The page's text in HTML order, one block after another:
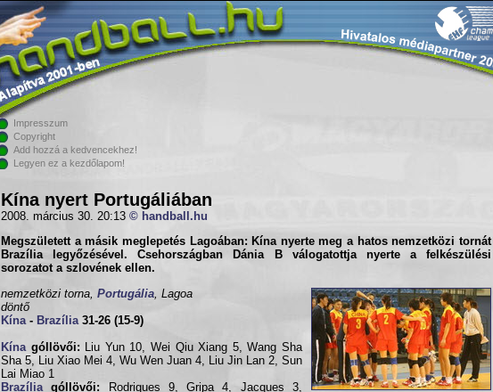
Impresszum
Copyright
Add hozzá a kedvencekhez!
Legyen ez a kezdőlapom!
Kína nyert Portugáliában
2008. március 30. 20:13 © handball.hu
Megszületett a másik meglepetés Lagoában: Kínanyerte meg a hatos nemzetközi tornát
Brazílialegyőzésével. Csehországban Dánia B válogatottjanyerte a felkészülési
sorozatot a szlovének ellen.
nemzetközi torna, Portugália , Lagoa
döntő
Kína - Brazília 31-26 (15-9)
Kína góllövői: Liu Yun 10, Wei Qiu Xiang 5, Wang Sha
Sha 5, Liu Xiao Mei 4, Wu Wen Juan 4, Liu Jin Lan 2, Sun
Lai Miao 1
Brazília góllövői: Rodrigues 9, Gripa 4, Jacques 3,